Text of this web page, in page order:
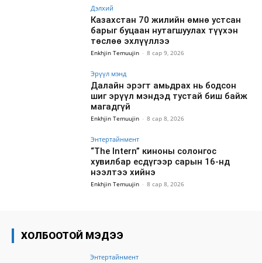
Дэлхий
Казахстан 70 жилийн өмнө устсан
барыг буцаан нутагшуулах түүхэн
төслөө эхлүүллээ
Enkhjin Temuujin - 8 сар 9, 2026
Эрүүл мэнд
Далайн эрэгт амьдрах нь бодсон
шиг эрүүл мэндэд тустай биш байж
магадгүй
Enkhjin Temuujin - 8 сар 8, 2026
Энтертайнмент
“The Intern” киноны солонгос
хувилбар есдүгээр сарын 16-нд
нээлтээ хийнэ
Enkhjin Temuujin - 8 сар 8, 2026
ХОЛБООТОЙ МЭДЭЭ
Энтертайнмент